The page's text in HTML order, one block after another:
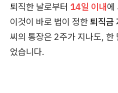
퇴직한 날로부터 14일 이내에
이것이 바로 법이 정한퇴직금
씨의 통장은 2주가 지나도, 한
었습니다.